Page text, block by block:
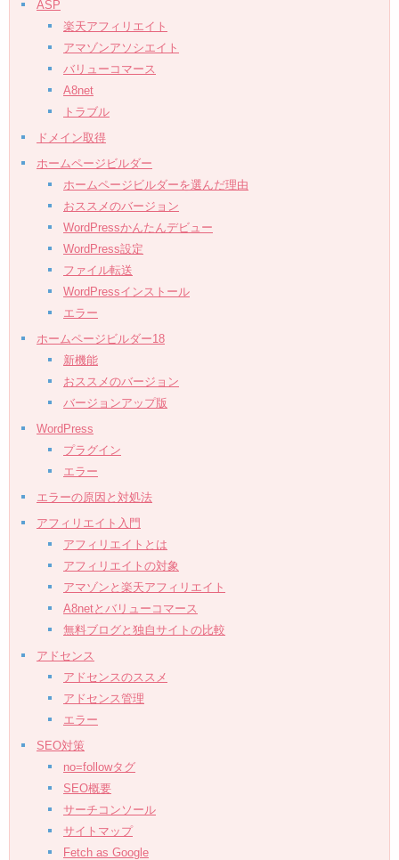
ASP
楽天アフィリエイト
アマゾンアソシエイト
バリューコマース
A8net
トラブル
ドメイン取得
ホームページビルダー
ホームページビルダーを選んだ理由
おススメのバージョン
WordPressかんたんデビュー
WordPress設定
ファイル転送
WordPressインストール
エラー
ホームページビルダー18
新機能
おススメのバージョン
バージョンアップ版
WordPress
プラグイン
エラー
エラーの原因と対処法
アフィリエイト入門
アフィリエイトとは
アフィリエイトの対象
アマゾンと楽天アフィリエイト
A8netとバリューコマース
無料ブログと独自サイトの比較
アドセンス
アドセンスのススメ
アドセンス管理
エラー
SEO対策
no=followタグ
SEO概要
サーチコンソール
サイトマップ
Fetch as Google